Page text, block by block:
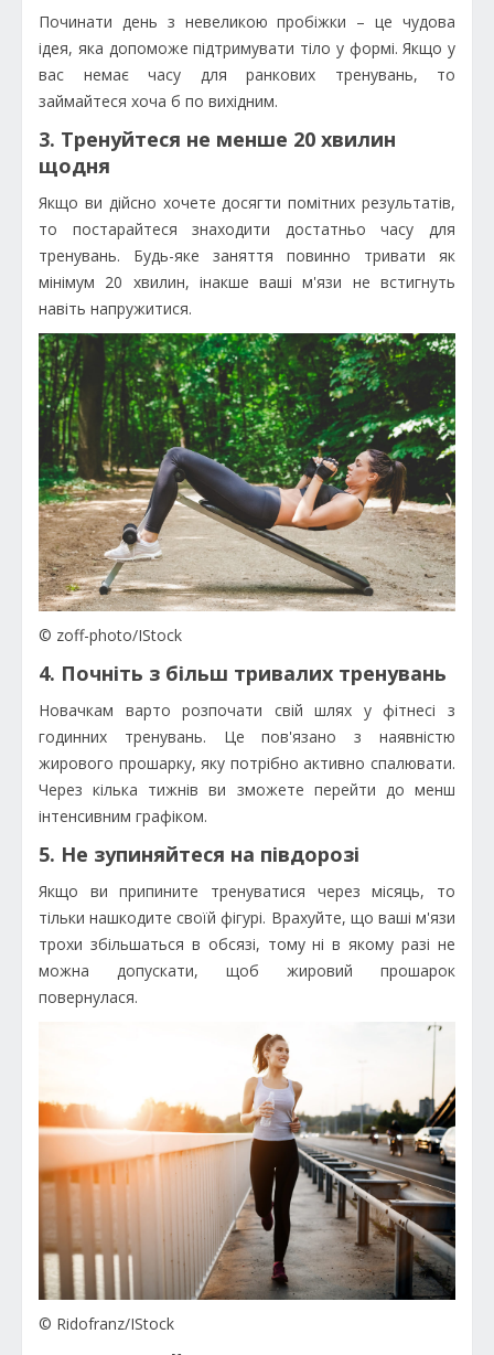
Починати день з невеликою пробіжки – це чудова
ідея, яка допоможе підтримувати тіло у формі. Якщо у
вас немає часу для ранкових тренувань, то
займайтеся хоча б по вихідним.
3. Тренуйтеся не менше 20 хвилин
щодня
Якщо ви дійсно хочете досягти помітних результатів,
то постарайтеся знаходити достатньо часу для
тренувань. Будь-яке заняття повинно тривати як
мінімум 20 хвилин, інакше ваші м'язи не встигнуть
навіть напружитися.
© zoff-photo/IStock
4. Почніть з більш тривалих тренувань
Новачкам варто розпочати свій шлях у фітнесі з
годинних тренувань. Це пов'язано з наявністю
жирового прошарку, яку потрібно активно спалювати.
Через кілька тижнів ви зможете перейти до менш
інтенсивним графіком.
5. Не зупиняйтеся на півдорозі
Якщо ви припините тренуватися через місяць, то
тільки нашкодите своїй фігурі. Врахуйте, що ваші м'язи
трохи збільшаться в обсязі, тому ні в якому разі не
можна допускати, щоб жировий прошарок
повернулася.
© Ridofranz/IStock